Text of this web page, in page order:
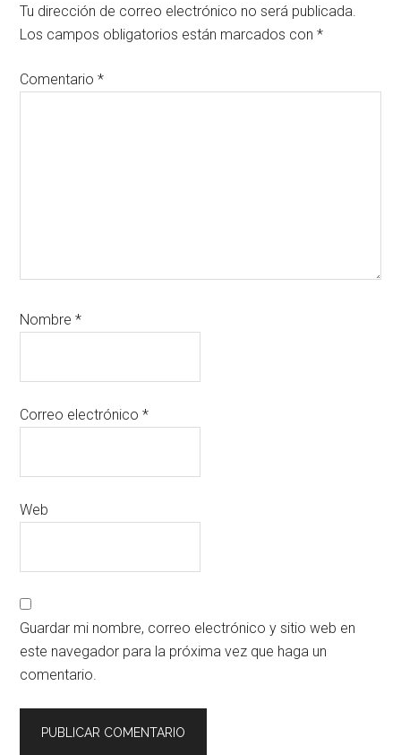
Tu dirección de correo electrónico no será publicada.
Los campos obligatorios están marcados con*
Comentario*
Nombre*
Correo electrónico*
Web
Guardar mi nombre, correo electrónico y sitio web en
este navegador para la próxima vez que haga un
comentario.